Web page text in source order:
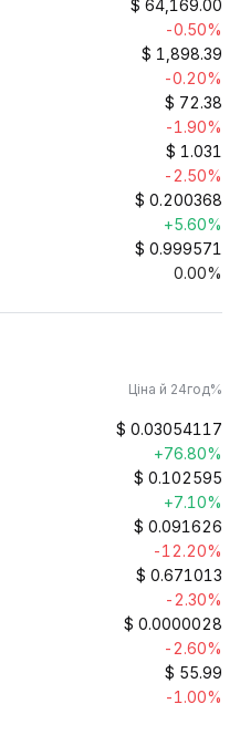
$ 64,169.00
-0.50%
$ 1,898.39
-0.20%
$ 72.38
-1.90%
$ 1.031
-2.50%
$ 0.200368
+5.60%
$ 0.999571
0.00%
Ціна й 24год%
$ 0.03054117
+76.80%
$ 0.102595
+7.10%
$ 0.091626
-12.20%
$ 0.671013
-2.30%
$ 0.0000028
-2.60%
$ 55.99
-1.00%